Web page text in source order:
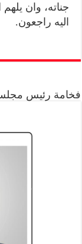
جناته، وان يلهم
اليه راجعون.
فخامة رئيس مجلس